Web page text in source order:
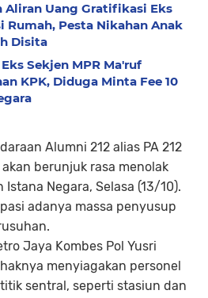
Aliran Uang Gratifikasi Eks
Rumah, Pesta Nikahan Anak
Disita
Sekjen MPR Ma'ruf
KPK, Diduga Minta Fee 10
Alumni 212 alias PA 212
berunjuk rasa menolak
Negara, Selasa (13/10).
adanya massa penyusup
Jaya Kombes Pol Yusri
menyiagakan personel
sentral, seperti stasiun dan